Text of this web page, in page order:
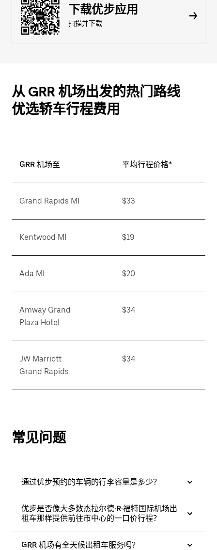
下载优步应用
扫描并下载
从 GRR 机场出发的热门路线
优选轿车行程费用
GRR 机场至 平均行程价格*
Grand Rapids MI $33
Kentwood MI $19
Ada MI $20
Amway Grand
Plaza Hotel
$34
JW Marriott
Grand Rapids
$34
常见问题
通过优步预约的车辆的行李容量是多少？
优步是否像大多数杰拉尔德·R·福特国际机场出
租车那样提供前往市中心的一口价行程？
GRR 机场有全天候出租车服务吗？